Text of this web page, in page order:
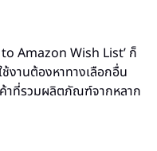
Amazon Wish List’ ก็
ช้งานต้องหาทางเลือกอื่น
ค้าที่รวมผลิตภัณฑ์จากหลาก